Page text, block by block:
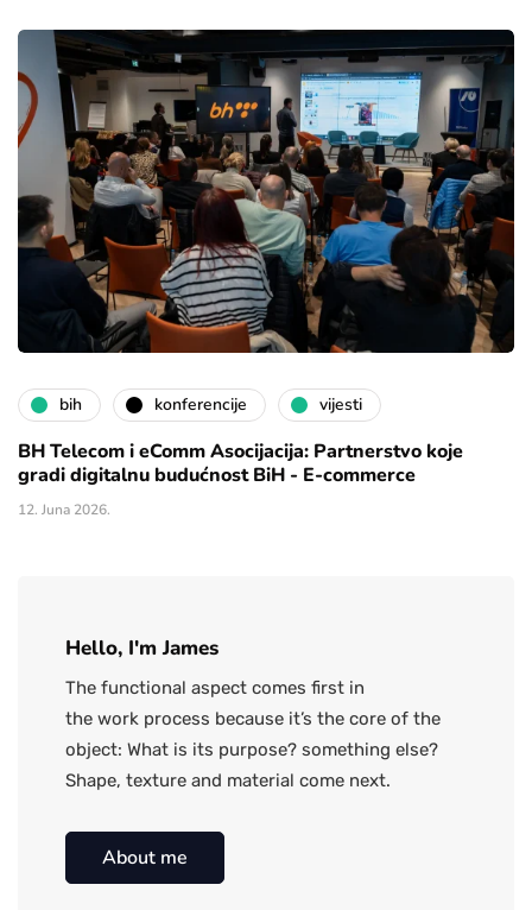
bih konferencije vijesti
BH Telecom i eComm Asocijacija: Partnerstvo koje
gradi digitalnu budućnost BiH - E-commerce
12. Juna 2026.
Hello, I'm James
The functional aspect comes first in
the work process because it’s the core of the
object: What is its purpose? something else?
Shape, texture and material come next.
About me